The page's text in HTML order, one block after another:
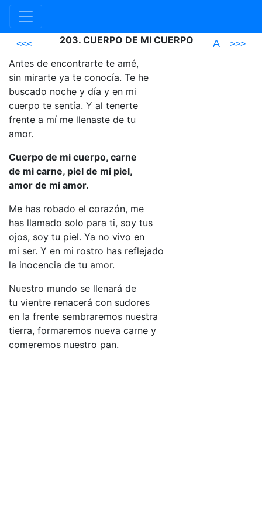
<<< A >>>
203. CUERPO DE MI CUERPO
Antes de encontrarte te amé,
sin mirarte ya te conocía. Te he
buscado noche y día y en mi
cuerpo te sentía. Y al tenerte
frente a mí me llenaste de tu
amor.
Cuerpo de mi cuerpo, carne
de mi carne, piel de mi piel,
amor de mi amor.
Me has robado el corazón, me
has llamado solo para ti, soy tus
ojos, soy tu piel. Ya no vivo en
mí ser. Y en mi rostro has reflejado
la inocencia de tu amor.
Nuestro mundo se llenará de
tu vientre renacerá con sudores
en la frente sembraremos nuestra
tierra, formaremos nueva carne y
comeremos nuestro pan.